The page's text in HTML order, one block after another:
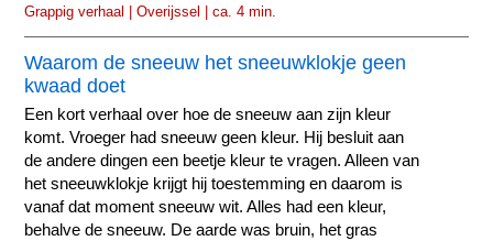
Grappig verhaal | Overijssel | ca. 4 min.
Waarom de sneeuw het sneeuwklokje geen
kwaad doet
Een kort verhaal over hoe de sneeuw aan zijn kleur
komt. Vroeger had sneeuw geen kleur. Hij besluit aan
de andere dingen een beetje kleur te vragen. Alleen van
het sneeuwklokje krijgt hij toestemming en daarom is
vanaf dat moment sneeuw wit. Alles had een kleur,
behalve de sneeuw. De aarde was bruin, het gras